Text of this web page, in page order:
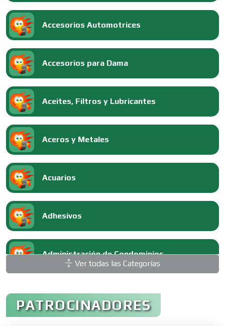
Accesorios Automotrices
Accesorios para Dama
Aceites, Filtros y Lubricantes
Aceros y Metales
Acuarios
Adhesivos
Administración de Condominios
Administración de Empresas
Ver todas las Categorías
PATROCINADORES